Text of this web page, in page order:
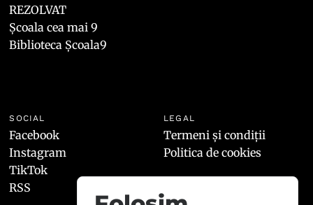
REZOLVAT
Școala cea mai 9
Biblioteca Școala9
SOCIAL
Facebook
Instagram
TikTok
RSS
LEGAL
Termeni și condiții
Politica de cookies